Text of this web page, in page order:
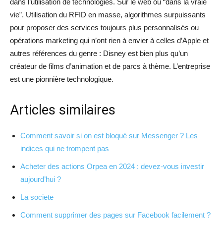
dans l’utilisation de technologies. Sur le web ou “dans la vraie
vie”. Utilisation du RFID en masse, algorithmes surpuissants
pour proposer des services toujours plus personnalisés ou
opérations marketing qui n’ont rien à envier à celles d’Apple et
autres références du genre : Disney est bien plus qu’un
créateur de films d’animation et de parcs à thème. L’entreprise
est une pionnière technologique.
Articles similaires
Comment savoir si on est bloqué sur Messenger ? Les
indices qui ne trompent pas
Acheter des actions Orpea en 2024 : devez-vous investir
aujourd’hui ?
La societe
Comment supprimer des pages sur Facebook facilement ?